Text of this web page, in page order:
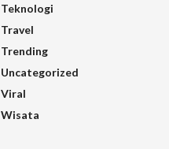
Teknologi
Travel
Trending
Uncategorized
Viral
Wisata